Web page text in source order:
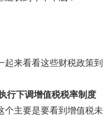
起来看看这些财税政策
行下调增值税税率制度
个主要是要看到增值税